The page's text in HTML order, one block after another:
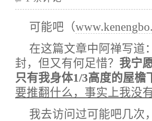
可能吧（
在这篇文章中阿禅写道
封，但又有何足惜？ 我宁
只有我身体1/3高度的屋檐
要推翻什么，事实上我没
我去访问过可能吧几次